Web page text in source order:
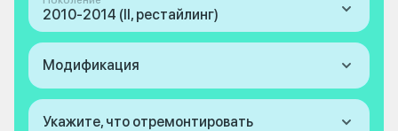
2010-2014 (II, рестайлинг)
Модификация
Укажите, что отремонтировать